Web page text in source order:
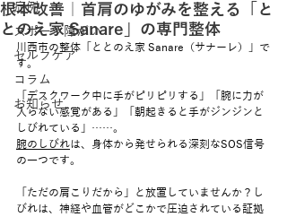
症例
スポーツ障がい
セルフケア
コラム
お知らせ
根本改善｜首肩のゆがみを整える「と
とのえ家 Sanare」の専門整体
川西市の整体「ととのえ家 Sanare（サナーレ）」で
す。
「デスクワーク中に手がピリピリする」「腕に力が
入らない感覚がある」「朝起きると手がジンジンと
しびれている」……。
腕のしびれは、身体から発せられる深刻なSOS信号
の一つです。
「ただの肩こりだから」と放置していませんか？し
びれは、神経や血管がどこかで圧迫されている証拠